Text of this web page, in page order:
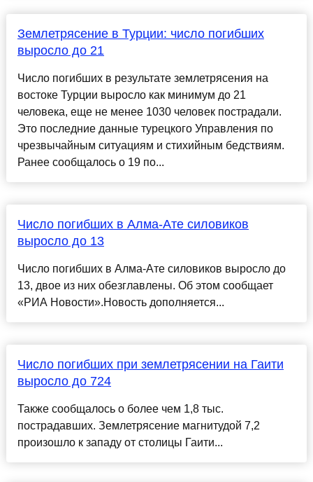
Землетрясение в Турции: число погибших
выросло до 21
Число погибших в результате землетрясения на
востоке Турции выросло как минимум до 21
человека, еще не менее 1030 человек пострадали.
Это последние данные турецкого Управления по
чрезвычайным ситуациям и стихийным бедствиям.
Ранее сообщалось о 19 по...
Число погибших в Алма-Ате силовиков
выросло до 13
Число погибших в Алма-Ате силовиков выросло до
13, двое из них обезглавлены. Об этом сообщает
«РИА Новости».Новость дополняется...
Число погибших при землетрясении на Гаити
выросло до 724
Также сообщалось о более чем 1,8 тыс.
пострадавших. Землетрясение магнитудой 7,2
произошло к западу от столицы Гаити...